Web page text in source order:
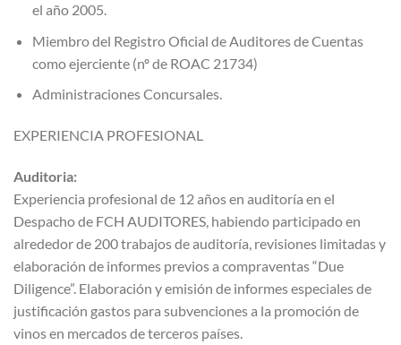
el año 2005.
Miembro del Registro Oficial de Auditores de Cuentas
como ejerciente (nº de ROAC 21734)
Administraciones Concursales.
EXPERIENCIA PROFESIONAL
Auditoria:
Experiencia profesional de 12 años en auditoría en el
Despacho de FCH AUDITORES, habiendo participado en
alrededor de 200 trabajos de auditoría, revisiones limitadas y
elaboración de informes previos a compraventas “Due
Diligence”. Elaboración y emisión de informes especiales de
justificación gastos para subvenciones a la promoción de
vinos en mercados de terceros países.